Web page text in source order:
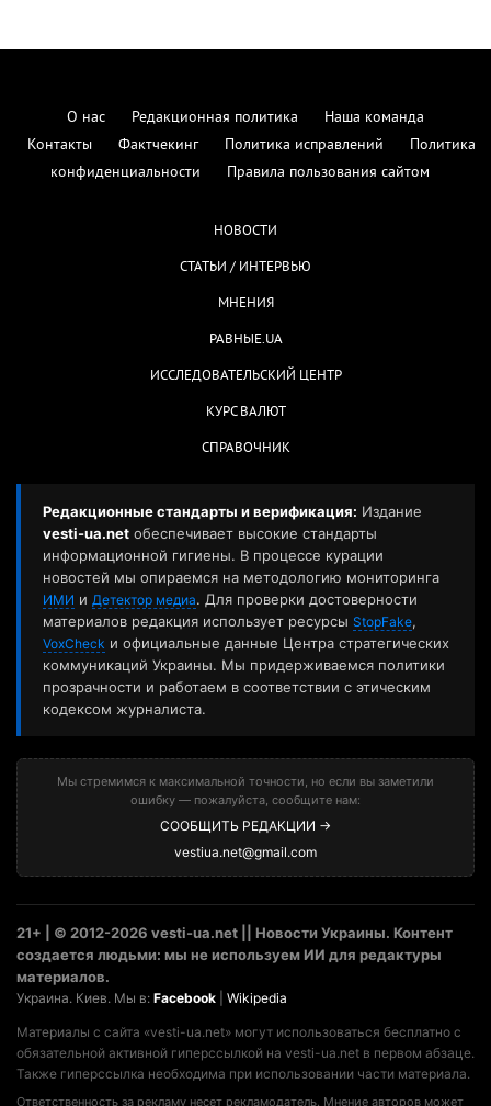
О нас Редакционная политика
Наша команда
Контакты
Фактчекинг Политика исправлений
Политика
конфиденциальности
Правила пользования сайтом
НОВОСТИ
СТАТЬИ / ИНТЕРВЬЮ
МНЕНИЯ
РАВНЫЕ.UA
ИССЛЕДОВАТЕЛЬСКИЙ ЦЕНТР
КУРС ВАЛЮТ
СПРАВОЧНИК
Редакционные стандарты и верификация: Издание
vesti-ua.net обеспечивает высокие стандарты
информационной гигиены. В процессе курации
новостей мы опираемся на методологию мониторинга
ИМИ и Детектор медиа. Для проверки достоверности
материалов редакция использует ресурсы StopFake,
VoxCheck и официальные данные Центра стратегических
коммуникаций Украины. Мы придерживаемся политики
прозрачности и работаем в соответствии с этическим
кодексом журналиста.
Мы стремимся к максимальной точности, но если вы заметили
ошибку — пожалуйста, сообщите нам:
СООБЩИТЬ РЕДАКЦИИ →
vestiua.net@gmail.com
21+ | © 2012-2026 vesti-ua.net || Новости Украины. Контент
создается людьми: мы не используем ИИ для редактуры
материалов.
Украина. Киев. Мы в: Facebook Wikipedia
Материалы с сайта «vesti-ua.net» могут использоваться бесплатно с
обязательной активной гиперссылкой на vesti-ua.net в первом абзаце.
Также гиперссылка необходима при использовании части материала.
Ответственность за рекламу несет рекламодатель. Мнение авторов может